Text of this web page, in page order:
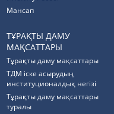
Мансап
ТҰРАҚТЫ ДАМУ
МАҚСАТТАРЫ
Тұрақты даму мақсаттары
ТДМ іске асырудың
институционалдық негізі
Тұрақты даму мақсаттары
туралы